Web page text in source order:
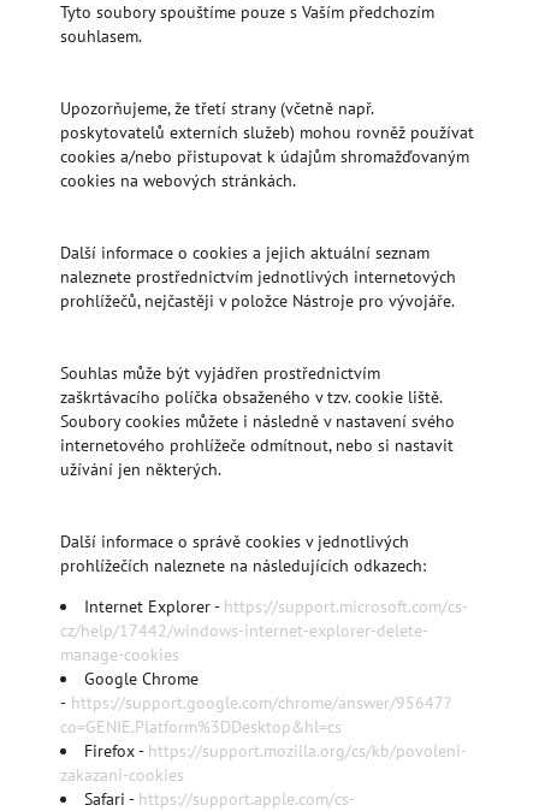
Tyto soubory spouštíme pouze s Vaším předchozím
souhlasem.
Upozorňujeme, že třetí strany (včetně např.
poskytovatelů externích služeb) mohou rovněž používat
cookies a/nebo přistupovat k údajům shromažďovaným
cookies na webových stránkách.
Další informace o cookies a jejich aktuální seznam
naleznete prostřednictvím jednotlivých internetových
prohlížečů, nejčastěji v položce Nástroje pro vývojáře.
Souhlas může být vyjádřen prostřednictvím
zaškrtávacího políčka obsaženého v tzv. cookie liště.
Soubory cookies můžete i následně v nastavení svého
internetového prohlížeče odmítnout, nebo si nastavit
užívání jen některých.
Další informace o správě cookies v jednotlivých
prohlížečích naleznete na následujících odkazech:
Internet Explorer - https://support.microsoft.com/cs-
cz/help/17442/windows-internet-explorer-delete-
manage-cookies
Google Chrome
- https://support.google.com/chrome/answer/95647?
co=GENIE.Platform%3DDesktop&hl=cs
Firefox - https://support.mozilla.org/cs/kb/povoleni-
zakazani-cookies
Safari - https://support.apple.com/cs-